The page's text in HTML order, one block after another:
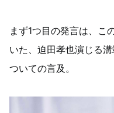
まず1つ目の発言は、こ
いた、迫田孝也演じる
ついての言及。